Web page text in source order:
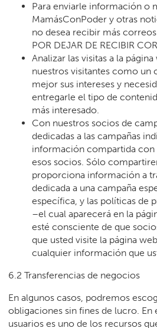
Para enviarle información o
MamásConPoder y otras
no desea recibir más
POR DEJAR DE RECIBIR
Analizar las visitas a la
nuestros visitantes como un
mejor sus intereses y
entregarle el tipo de
más interesado.
Con nuestros socios de
dedicadas a las campañas
información compartida con
esos socios. Sólo
proporciona información a
dedicada a una campaña
específica, y las políticas de
–el cual aparecerá en la
esté consciente de que
que usted visite la página
cualquier información que
6.2 Transferencias de negocios
En algunos casos, podremos
obligaciones sin fines de lucro.
usuarios es uno de los recursos